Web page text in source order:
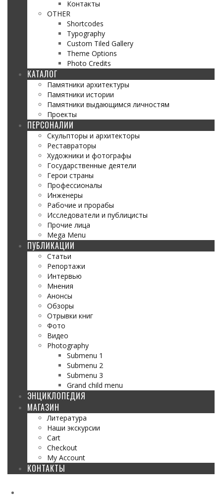
Контакты
OTHER
Shortcodes
Typography
Custom Tiled Gallery
Theme Options
Photo Credits
КАТАЛОГ
Памятники архитектуры
Памятники истории
Памятники выдающимся личностям
Проекты
ПЕРСОНАЛИИ
Скульпторы и архитекторы
Реставраторы
Художники и фотографы
Государственные деятели
Герои страны
Профессионалы
Инженеры
Рабочие и прорабы
Исследователи и публицисты
Прочие лица
Mega Menu
ПУБЛИКАЦИИ
Статьи
Репортажи
Интервью
Мнения
Анонсы
Обзоры
Отрывки книг
Фото
Видео
Photography
Submenu 1
Submenu 2
Submenu 3
Grand child menu
ЭНЦИКЛОПЕДИЯ
МАГАЗИН
Литература
Наши экскурсии
Cart
Checkout
My Account
КОНТАКТЫ